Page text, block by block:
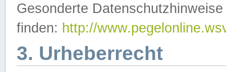
Gesonderte
finden: http://
3. Urheberrecht